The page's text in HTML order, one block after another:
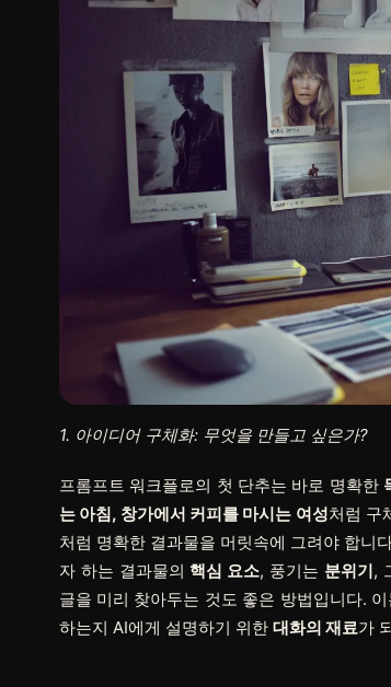
1. 아이디어 구체화: 무엇을 만들고 싶은가?
프롬프트 워크플로의 첫 단추는 바로 명확한
는 아침, 창가에서 커피를 마시는 여성처럼 구
처럼 명확한 결과물을 머릿속에 그려야 합니
자 하는 결과물의 핵심 요소, 풍기는 분위기,
글을 미리 찾아두는 것도 좋은 방법입니다.
하는지 AI에게 설명하기 위한 대화의 재료가